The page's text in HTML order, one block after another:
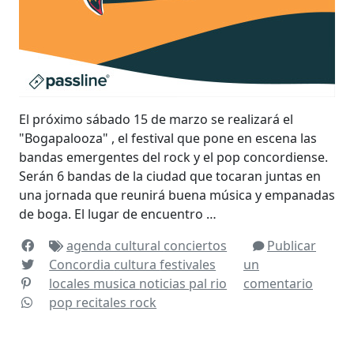
El próximo sábado 15 de marzo se realizará el
"Bogapalooza" , el festival que pone en escena las
bandas emergentes del rock y el pop concordiense.
Serán 6 bandas de la ciudad que tocaran juntas en
una jornada que reunirá buena música y empanadas
de boga. El lugar de encuentro …
agenda cultural conciertos
Concordia culturafestivales
locales musica noticias pal rio
pop recitales rock
Publicar
un
comentario